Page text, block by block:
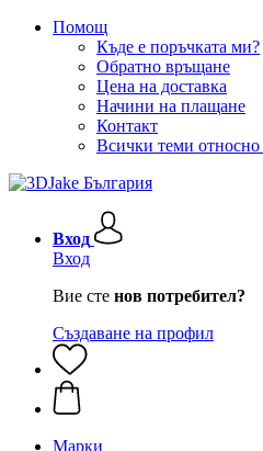
Помощ
Къде е поръчката ми?
Обратно връщане
Цена на доставка
Начини на плащане
Контакт
Всички теми
Вход
Вход
Вие сте нов потребител?
Създаване на профил
Mарки